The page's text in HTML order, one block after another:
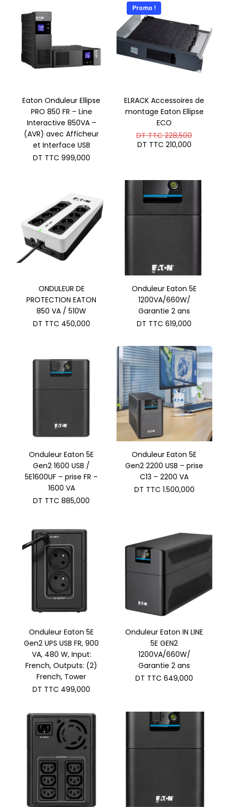
TTC 1.420,000.
TTC 1.370,000.
Eaton Onduleur Ellipse
PRO 850 FR – Line
Interactive 850VA –
(AVR) avec Afficheur
et Interface USB
DT TTC 999,000
Promo !
ELRACK Accessoires de
montage Eaton Ellipse
ECO
DT TTC228,500Le
DT TTC 210,000Le
ONDULEUR DE
PROTECTION EATON
850 VA / 510W
DT TTC 450,000
Onduleur Eaton 5E
1200VA/660W/
Garantie 2 ans
DT TTC 619,000
Onduleur Eaton 5E
Gen2 1600 USB /
5E1600UF – prise FR –
1600 VA
DT TTC 885,000
Onduleur Eaton 5E
Gen2 2200 USB – prise
C13 – 2200 VA
DT TTC 1.500,000
Onduleur Eaton 5E
Gen2 UPS USB FR, 900
VA, 480 W, Input:
French, Outputs: (2)
French, Tower
DT TTC 499,000
Onduleur Eaton IN LINE
5E GEN2
1200VA/660W/
Garantie 2 ans
DT TTC 649,000